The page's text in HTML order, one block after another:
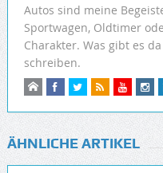
Autos sind meine
Sportwagen, Oldtimer
Charakter. Was gibt es
schreiben.
ÄHNLICHE ARTIKEL